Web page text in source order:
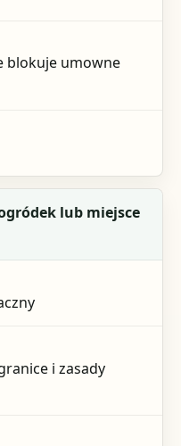
blokuje umowne
lub miejsce
i zasady